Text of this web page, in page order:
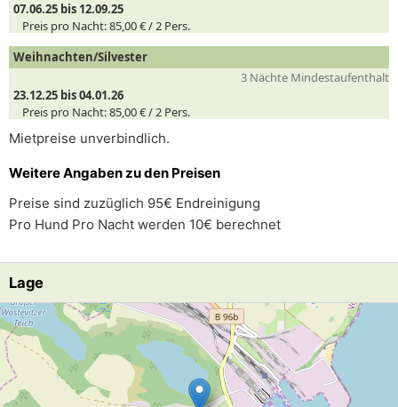
07.06.25 bis 12.09.25
Preis pro Nacht:85,00 € /2 Pers.
Weihnachten/Silvester
3 Nächte Mindestaufenthalt
23.12.25 bis 04.01.26
Preis pro Nacht:85,00 € /2 Pers.
Mietpreise unverbindlich.
Weitere Angaben zu den Preisen
Preise sind zuzüglich 95€ Endreinigung
Pro Hund Pro Nacht werden 10€ berechnet
Lage
Lade Lageplan